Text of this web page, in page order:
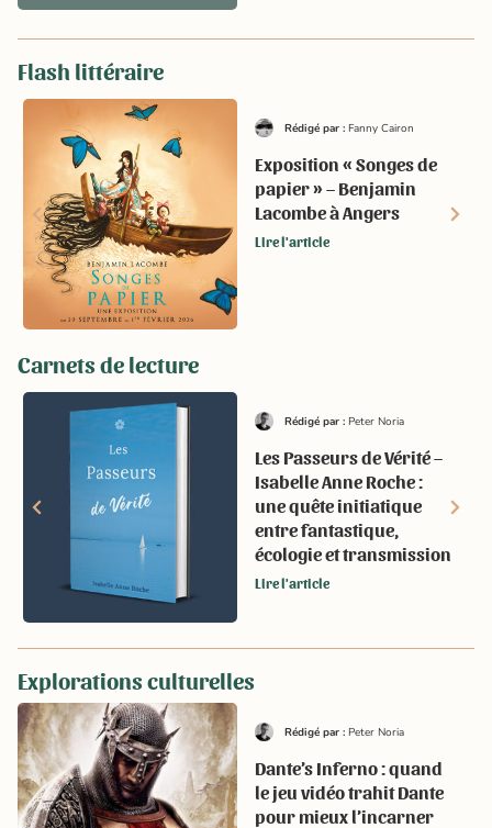
Flash littéraire
Rédigé par : Fanny Cairon
Exposition « Songes de
papier » – Benjamin
Lacombe à Angers
Lire l'article
Carnets de lecture
Rédigé par : Peter Noria
Les Passeurs de Vérité –
Isabelle Anne Roche :
une quête initiatique
entre fantastique,
écologie et transmission
Lire l'article
Explorations culturelles
Rédigé par : Peter Noria
Dante’s Inferno : quand
le jeu vidéo trahit Dante
pour mieux l’incarner